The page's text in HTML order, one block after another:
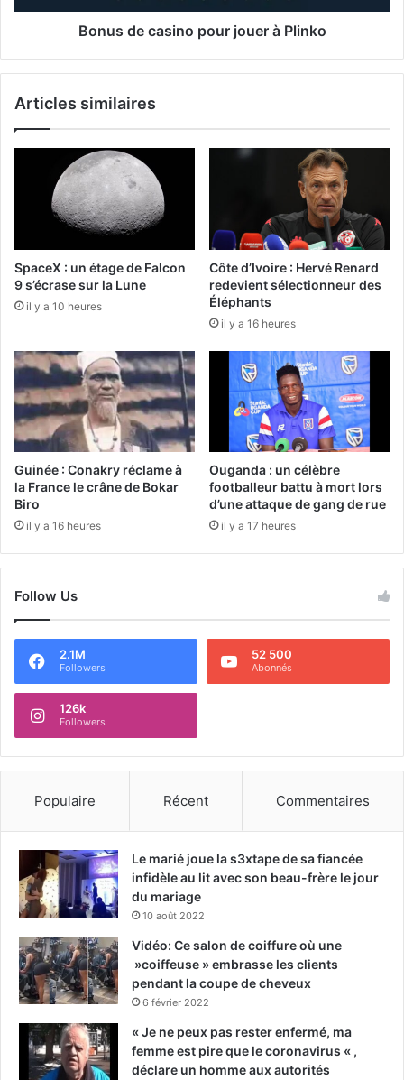
Bonus de casino pour jouer à Plinko
Articles similaires
SpaceX : un étage de Falcon
9 s’écrase sur la Lune
il y a 10 heures
Côte d’Ivoire : Hervé Renard
redevient sélectionneur des
Éléphants
il y a 16 heures
Guinée : Conakry réclame à
la France le crâne de Bokar
Biro
il y a 16 heures
Ouganda : un célèbre
footballeur battu à mort lors
d’une attaque de gang de rue
il y a 17 heures
Follow Us
2.1M
Followers
52 500
Abonnés
126k
Followers
Populaire Récent Commentaires
Le marié joue la s3xtape de sa fiancée
infidèle au lit avec son beau-frère le jour
du mariage
10 août 2022
Vidéo: Ce salon de coiffure où une
»coiffeuse » embrasse les clients
pendant la coupe de cheveux
6 février 2022
« Je ne peux pas rester enfermé, ma
femme est pire que le coronavirus « ,
déclare un homme aux autorités